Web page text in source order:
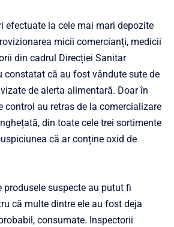
efectuate la cele mai mari depozite
micii comercianți, medicii
din cadrul Direcției Sanitar
constatat că au fost vândute sute de
de alerta alimentară. Doar în
control au retras de la comercializare
din toate cele trei sortimente
că ar conține oxid de
produsele suspecte au putut fi
că multe dintre ele au fost deja
consumate. Inspectorii